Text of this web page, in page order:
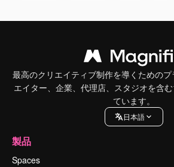
最高のクリエイティブ制作を導くための
エイター、企業、代理店、スタジオを含
ています。
日本語
製品
Spaces